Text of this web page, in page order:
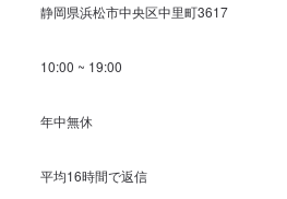
静岡県浜松市中央区中里町3617
10:00 ~ 19:00
年中無休
平均16時間で返信